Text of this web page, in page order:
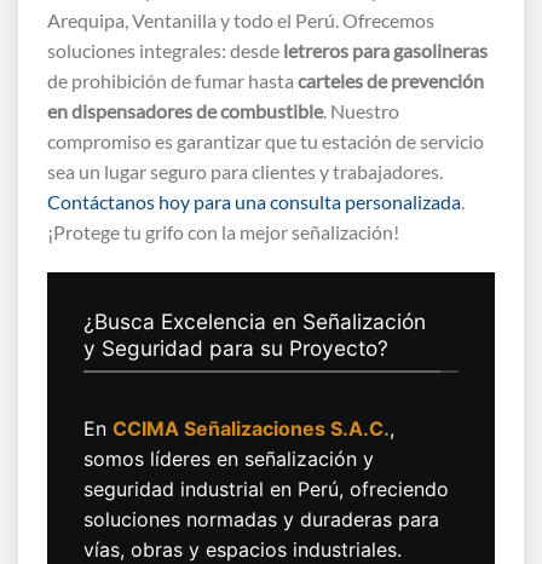
Arequipa, Ventanilla y todo el Perú. Ofrecemos
soluciones integrales: desde letreros para gasolineras
de prohibición de fumar hasta carteles de prevención
en dispensadores de combustible. Nuestro
compromiso es garantizar que tu estación de servicio
sea un lugar seguro para clientes y trabajadores.
Contáctanos hoy para una consulta personalizada
¡Protege tu grifo con la mejor señalización!
¿Busca Excelencia en Señalización
y Seguridad para su Proyecto?
En CCIMA Señalizaciones S.A.C.,
somos líderes en señalización y
seguridad industrial en Perú, ofreciendo
soluciones normadas y duraderas para
vías, obras y espacios industriales.